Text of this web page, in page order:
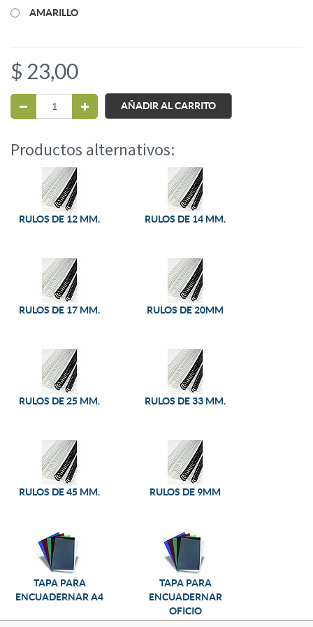
AMARILLO
$ 23,00
AÑADIR AL CARRITO
Productos alternativos:
RULOS DE 12 MM. RULOS DE 14 MM.
RULOS DE 17 MM. RULOS DE 20MM
RULOS DE 25 MM. RULOS DE 33 MM.
RULOS DE 45 MM. RULOS DE 9MM
TAPA PARA
ENCUADERNAR A4
TAPA PARA
ENCUADERNAR
OFICIO